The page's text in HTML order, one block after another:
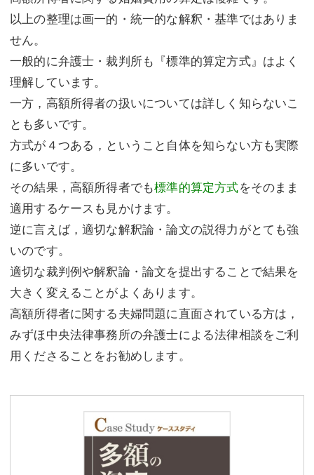
以上の整理は画一的・統一的な解釈・基準ではありま
せん。
一般的に弁護士・裁判所も『標準的算定方式』はよく
理解しています。
一方，高額所得者の扱いについては詳しく知らないこ
とも多いです。
方式が４つある，ということ自体を知らない方も実際
に多いです。
その結果，高額所得者でも標準的算定方式をそのまま
適用するケースも見かけます。
逆に言えば，適切な解釈論・論文の説得力がとても強
いのです。
適切な裁判例や解釈論・論文を提出することで結果を
大きく変えることがよくあります。
高額所得者に関する夫婦問題に直面されている方は，
みずほ中央法律事務所の弁護士による法律相談をご利
用くださることをお勧めします。